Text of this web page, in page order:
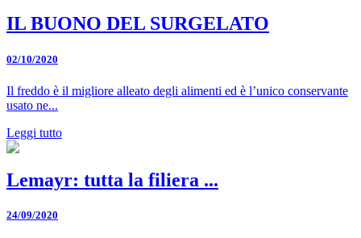
IL BUONO DEL SURGELATO
02/10/2020
Il freddo è il migliore alleato degli alimenti ed è l’unico conservante
usato ne...
Leggi tutto
Lemayr: tutta la filiera ...
24/09/2020